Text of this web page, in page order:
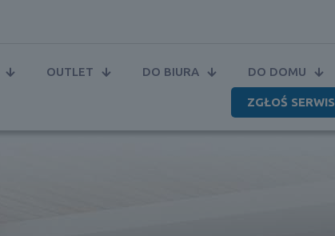
OUTLET DO BIURA DO DOMU
ZGŁOŚ SERWIS